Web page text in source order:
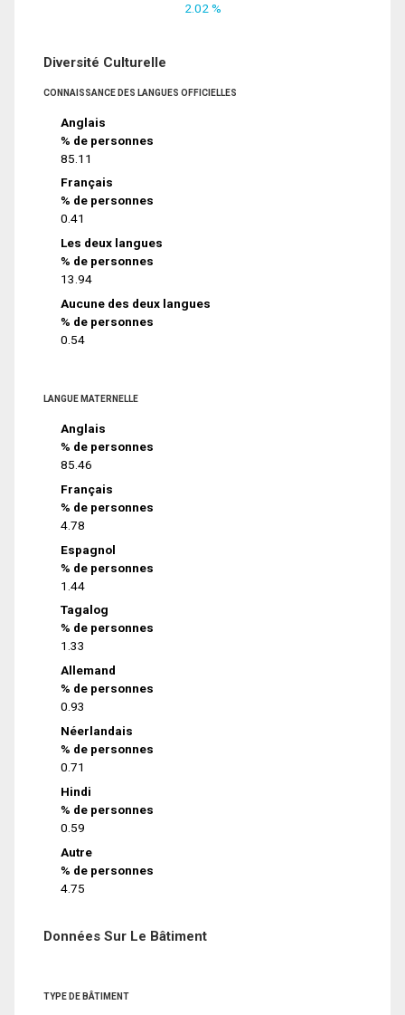
2.02 %
Diversité Culturelle
CONNAISSANCE DES LANGUES OFFICIELLES
Anglais
% de personnes
85.11
Français
% de personnes
0.41
Les deux langues
% de personnes
13.94
Aucune des deux langues
% de personnes
0.54
LANGUE MATERNELLE
Anglais
% de personnes
85.46
Français
% de personnes
4.78
Espagnol
% de personnes
1.44
Tagalog
% de personnes
1.33
Allemand
% de personnes
0.93
Néerlandais
% de personnes
0.71
Hindi
% de personnes
0.59
Autre
% de personnes
4.75
Données Sur Le Bâtiment
TYPE DE BÂTIMENT